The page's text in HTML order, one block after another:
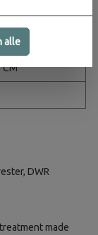
CM
DWR
made
alle